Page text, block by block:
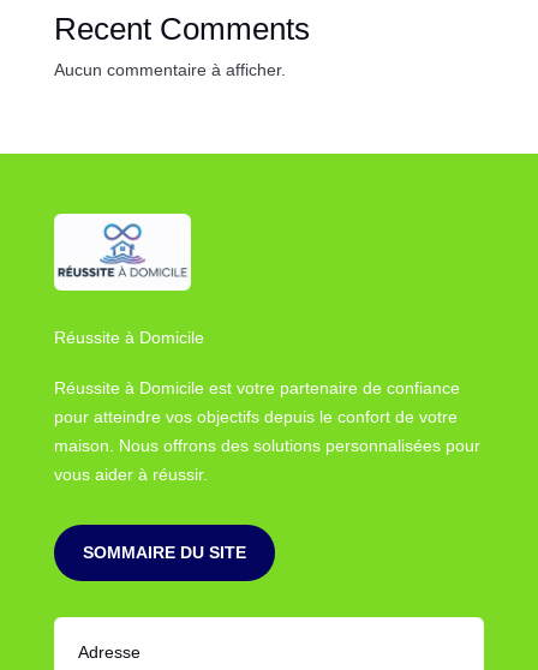
Recent Comments
Aucun commentaire à afficher.
Réussite à Domicile
Réussite à Domicile est votre partenaire de confiance
pour atteindre vos objectifs depuis le confort de votre
maison. Nous offrons des solutions personnalisées pour
vous aider à réussir.
SOMMAIRE DU SITE
Adresse